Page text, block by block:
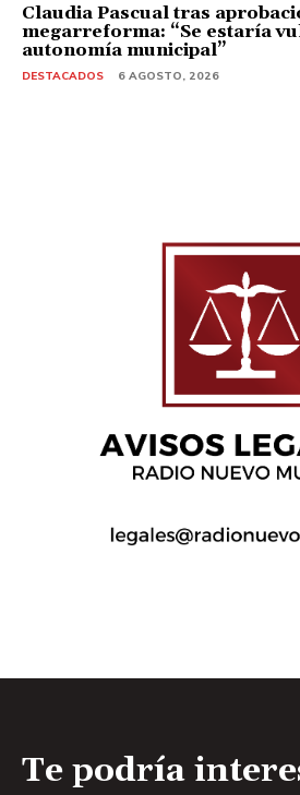
Claudia Pascual tras
megarreforma: “Se estaría
autonomía municipal”
DESTACADOS 6 AGOSTO, 2026
Te podría